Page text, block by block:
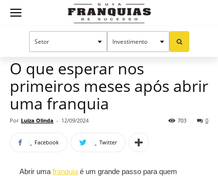
Guia
Dicas para franqueados
O que esperar nos
primeiros meses após abrir
uma franquia
Por Luiza Olinda - 12/09/2024 0
703
Facebook Twitter
Abrir uma franquia é um grande passo para quem